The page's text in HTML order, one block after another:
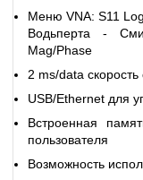
Меню VNA: S11
Водьперта -
Mag/Phase
2 ms/data
USB/Ethernet для
Встроенная
пользователя
Возможность